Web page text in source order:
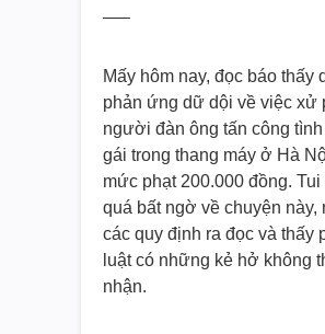
—–
Mấy hôm nay, đọc báo thấy
phản ứng dữ dội về việc xử
người đàn ông tấn công
gái trong thang máy ở Hà
mức phạt 200.000 đồng. Tui
quá bất ngờ về chuyện này,
các quy định ra đọc và thấy
luật có những kẻ hở không
nhận.